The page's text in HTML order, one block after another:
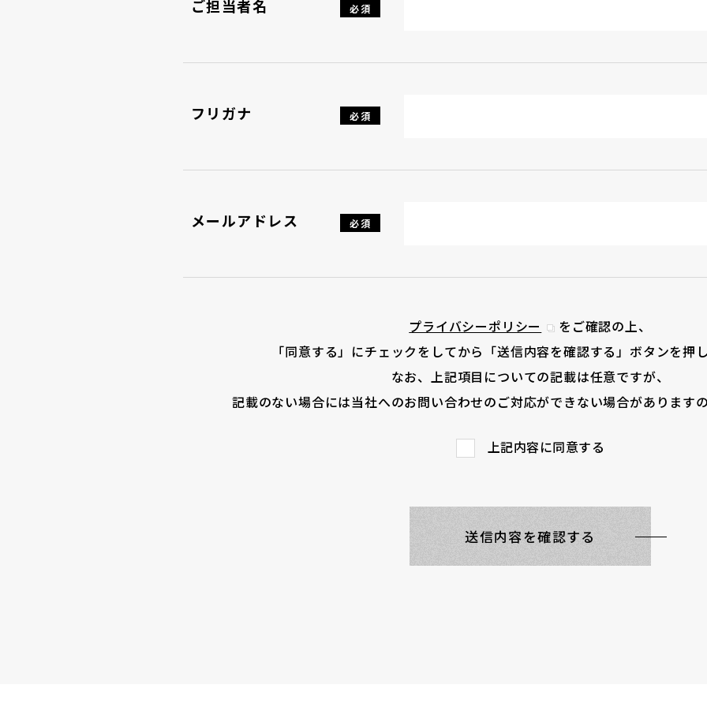
ご担当者名 必須
フリガナ 必須
メールアドレス 必須
プライバシーポリシー
をご確認の上、
「同意する」にチェックをしてから「送信内容を確認する」ボタンを押
なお、上記項目についての記載は任意ですが、
記載のない場合には当社へのお問い合わせのご対応ができない場合があります
上記内容に同意する
送信内容を確認する